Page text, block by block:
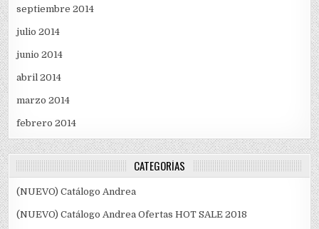
septiembre 2014
julio 2014
junio 2014
abril 2014
marzo 2014
febrero 2014
CATEGORÍAS
(NUEVO) Catálogo Andrea
(NUEVO) Catálogo Andrea Ofertas HOT SALE 2018